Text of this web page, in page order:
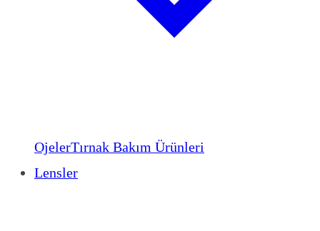
OjelerTırnak Bakım Ürünleri
Lensler